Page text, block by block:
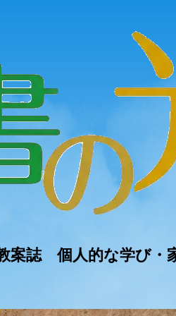
案誌 個人的な学び・